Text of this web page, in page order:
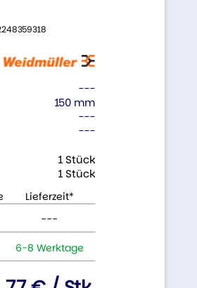
---
150 mm
---
---
1 Stück
1 Stück
Lieferzeit*
---
6-8 Werktage